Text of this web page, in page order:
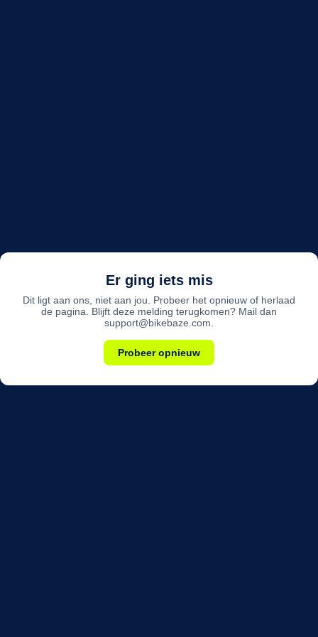
Er ging iets mis
Dit ligt aan ons, niet aan jou. Probeer het opnieuw of herlaad
de pagina. Blijft deze melding terugkomen? Mail dan
support@bikebaze.com.
Probeer opnieuw